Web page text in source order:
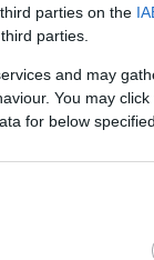
parties on the
parties.
and may
You may
for below
magát
részét
Az
tüzet a
meghalt